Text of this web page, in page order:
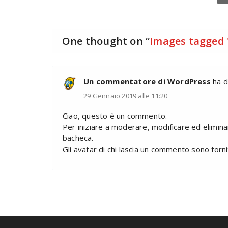
One thought on “Images tagged
Un commentatore di WordPress ha
29 Gennaio 2019 alle 11:20
Ciao, questo è un commento.
Per iniziare a moderare, modificare ed
bacheca.
Gli avatar di chi lascia un commento sono